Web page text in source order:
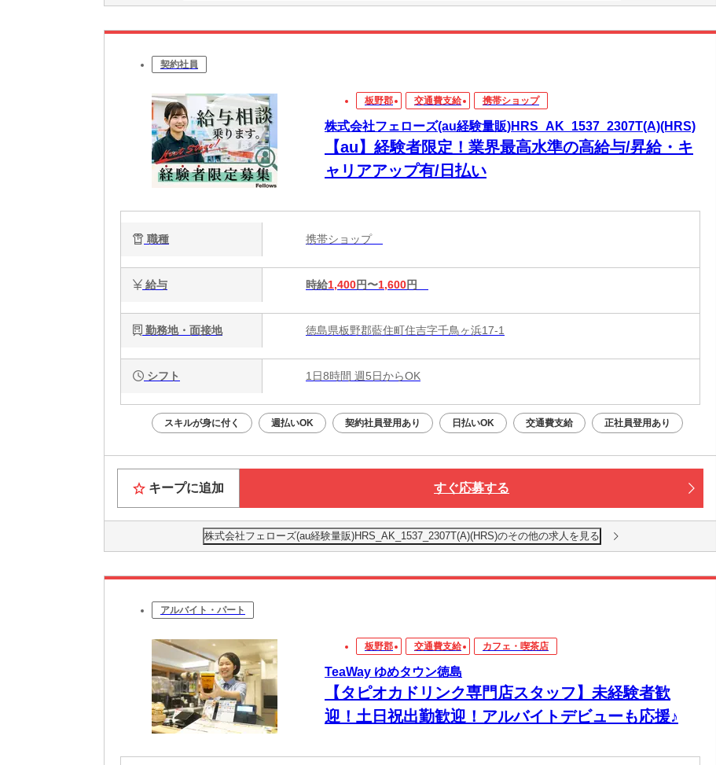
契約社員
板野郡 交通費支給 携帯ショップ
株式会社フェローズ(au経験量販)HRS_AK_1537_2307T(A)(HRS)
【au】経験者限定！業界最高水準の高給与/昇給・キ
ャリアアップ有/日払い
職種 携帯ショップ
給与 時給1,400円〜1,600円
勤務地・面接地 徳島県板野郡藍住町住吉字千鳥ヶ浜17-1
シフト 1日8時間 週5日からOK
スキルが身に付く 週払いOK 契約社員登用あり 日払いOK 交通費支給 正社員登用あり
キープに追加 すぐ応募する
株式会社フェローズ(au経験量販)HRS_AK_1537_2307T(A)(HRS)のその他の求人を見る
アルバイト・パート
板野郡 交通費支給 カフェ・喫茶店
TeaWay ゆめタウン徳島
【タピオカドリンク専門店スタッフ】未経験者歓
迎！土日祝出勤歓迎！アルバイトデビューも応援♪